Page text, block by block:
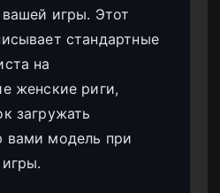
игры. Этот
стандартные
на
женские риги,
загружать
вами модель при